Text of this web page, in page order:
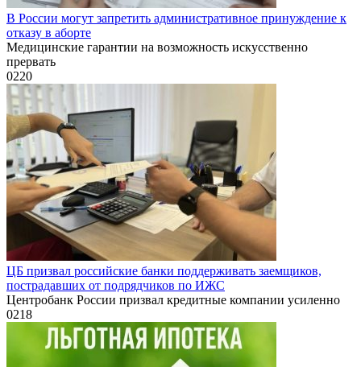
В России могут запретить административное принуждение к
отказу в аборте
Медицинские гарантии на возможность искусственно
прервать
0220
ЦБ призвал российские банки поддерживать заемщиков,
пострадавших от подрядчиков по ИЖС
Центробанк России призвал кредитные компании усиленно
0218